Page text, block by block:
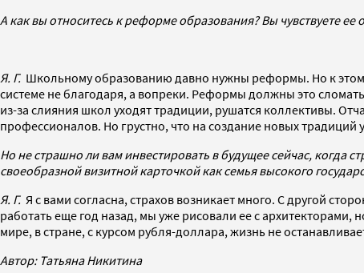
А как вы относитесь к реформе образования? Вы чувствуете ее
Я. Г. Школьному образованию давно нужны реформы. Но к
системе не благодаря, а вопреки. Реформы должны это
из-за слияния школ уходят традиции, рушатся коллективы.
профессионалов. Но грустно, что на создание новых традиций
Но не страшно ли вам инвестировать в будущее сейчас, когда
своеобразной визитной карточкой как семья высокого
Я. Г. Я с вами согласна, страхов возникает много. С другой
работать еще год назад, мы уже рисовали ее с
мире, в стране, с курсом рубля-доллара, жизнь не
Автор: Татьяна Никитина